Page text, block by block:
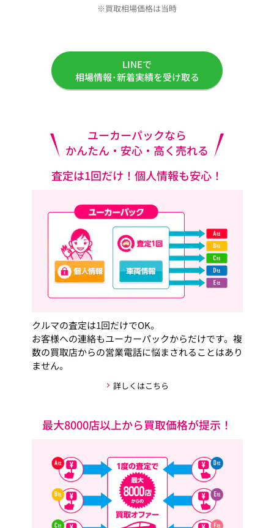
※買取相場価格は当時
LINEで
相場情報･新着実績を受け取る
ユーカーパックなら
かんたん・安心・高く売れる
査定は1回だけ！個人情報も安心！
クルマの査定は1回だけでOK。
お客様への連絡もユーカーパックからだけです。複
数の買取店からの営業電話に悩まされることはあり
ません。
詳しくはこちら
最大8000店以上から買取価格が提示！